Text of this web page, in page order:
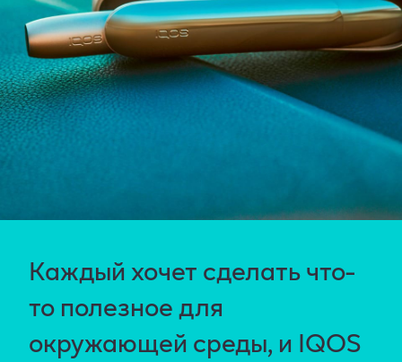
Каждый хочет сделать что-
то полезное для
окружающей среды, и IQOS